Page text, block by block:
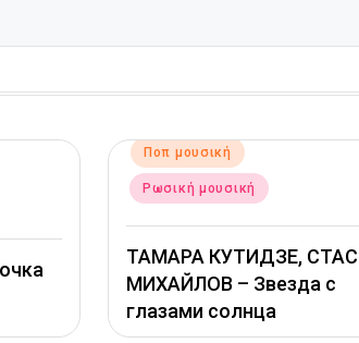
с
Αναρτήθηκε
σε
Ποπ μουσική
Ρωσική μουσική
Григорий Лепс, Юлия
Савичева – Любовь
оставляет шрамы –